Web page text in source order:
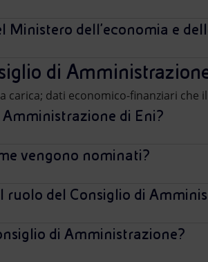
Ministero dell'economia e
di
dati economico-finanziari che
di Eni?
vengono nominati?
ruolo del Consiglio di
di Amministrazione?